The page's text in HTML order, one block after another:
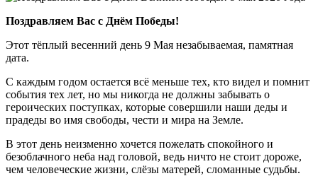
Поздравляем Вас с Днём Победы!
Этот тёплый весенний день 9 Мая незабываемая, памятная
дата.
С каждым годом остается всё меньше тех, кто видел и помнит
события тех лет, но мы никогда не должны забывать о
героических поступках, которые совершили наши деды и
прадеды во имя свободы, чести и мира на Земле.
В этот день неизменно хочется пожелать спокойного и
безоблачного неба над головой, ведь ничто не стоит дороже,
чем человеческие жизни, слёзы матерей, сломанные судьбы.